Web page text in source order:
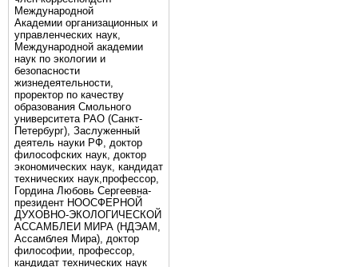
Международной
Академии организационных и
управленческих наук,
Международной академии
наук по экологии и
безопасности
жизнедеятельности,
проректор по качеству
образования Смольного
университета РАО (Санкт-
Петербург), Заслуженный
деятель науки РФ, доктор
философских наук, доктор
экономических наук, кандидат
технических наук,профессор,
Гордина Любовь Сергеевна-
президент НООСФЕРНОЙ
ДУХОВНО-ЭКОЛОГИЧЕСКОЙ
АССАМБЛЕИ МИРА (НДЭАМ,
Ассамблея Мира), доктор
философии, профессор,
кандидат технических наук